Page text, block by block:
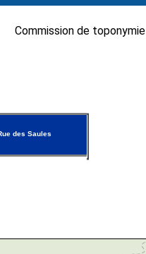
Commission de toponymie
des Saules